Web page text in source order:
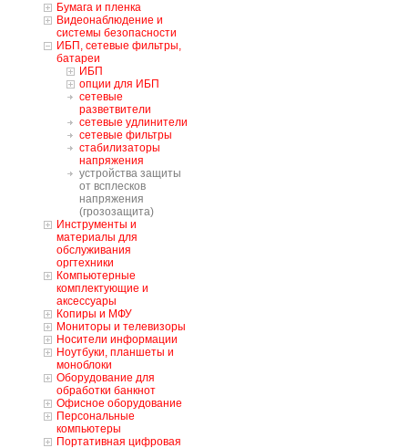
Бумага и пленка
Видеонаблюдение и
системы безопасности
ИБП, сетевые фильтры,
батареи
ИБП
опции для ИБП
сетевые
разветвители
сетевые удлинители
сетевые фильтры
стабилизаторы
напряжения
устройства защиты
от всплесков
напряжения
(грозозащита)
Инструменты и
материалы для
обслуживания
оргтехники
Компьютерные
комплектующие и
аксессуары
Копиры и МФУ
Мониторы и телевизоры
Носители информации
Ноутбуки, планшеты и
моноблоки
Оборудование для
обработки банкнот
Офисное оборудование
Персональные
компьютеры
Портативная цифровая